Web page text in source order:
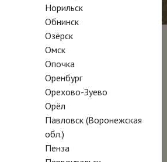
Уайета
Гленн Холстен
– один из самых
то же время загадочных
XX века и автор
Норильск
Обнинск
Озёрск
Омск
Опочка
Оренбург
Орехово-Зуево
Орёл
Павловск (Воронежская
обл.)
Пенза